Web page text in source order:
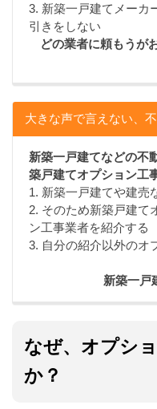
3. 新築一戸建てメーカ
引きをしない
どの業者に頼もうが
大きな声で言えない、
新築一戸建てなどの不
築戸建てオプション工
1. 新築一戸建てや建売
2. そのため新築戸建て
ン工事業者を紹介する
3. 自分の紹介以外のオ
新築一戸
なぜ、オプシ
か？